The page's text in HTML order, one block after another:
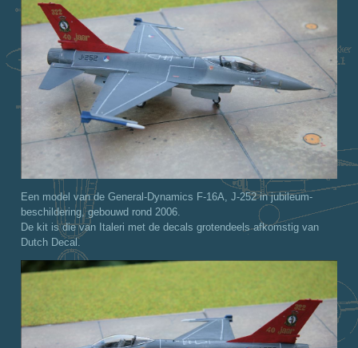
Een model van de General-Dynamics F-16A, J-252 in jubileum-
beschildering, gebouwd rond 2006.
De kit is die van Italeri met de decals grotendeels afkomstig van
Dutch Decal.